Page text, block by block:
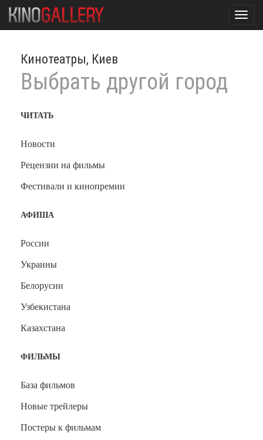
Кинотеатры, Киев
Выбрать другой город
ЧИТАТЬ
Новости
Рецензии на фильмы
Фестивали и кинопремии
АФИША
России
Украины
Белорусии
Узбекистана
Казахстана
ФИЛЬМЫ
База фильмов
Новые трейлеры
Постеры к фильмам